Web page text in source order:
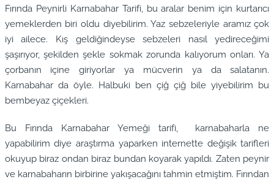
Fırında Peynirli Karnabahar Tarifi, bu aralar benim için kurtarıcı
yemeklerden biri oldu diyebilirim. Yaz sebzeleriyle aramız çok
iyi ailece. Kış geldiğindeyse sebzeleri nasıl yedireceğimi
şaşırıyor, şekilden şekle sokmak zorunda kalıyorum onları. Ya
çorbanın içine giriyorlar ya mücverin ya da salatanın.
Karnabahar da öyle. Halbuki ben çiğ çiğ bile yiyebilirim bu
bembeyaz çiçekleri.
Bu Fırında Karnabahar Yemeği tarifi, karnabaharla ne
yapabilirim diye araştırma yaparken internette değişik tarifleri
okuyup biraz ondan biraz bundan koyarak yapıldı. Zaten peynir
ve karnabaharın birbirine yakışacağını tahmin etmiştim. Fırından